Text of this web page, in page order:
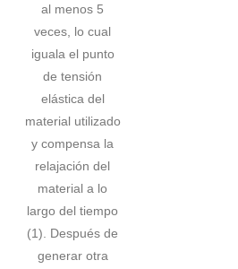
al menos 5
veces, lo cual
iguala el punto
de tensión
elástica del
material utilizado
y compensa la
relajación del
material a lo
largo del tiempo
(1). Después de
generar otra